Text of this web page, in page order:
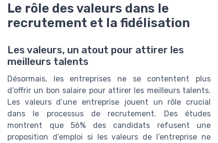
Le rôle des valeurs dans le
recrutement et la fidélisation
Les valeurs, un atout pour attirer les
meilleurs talents
Désormais, les entreprises ne se contentent plus
d’offrir un bon salaire pour attirer les meilleurs talents.
Les valeurs d’une entreprise jouent un rôle crucial
dans le processus de recrutement. Des études
montrent que 56% des candidats refusent une
proposition d’emploi si les valeurs de l’entreprise ne